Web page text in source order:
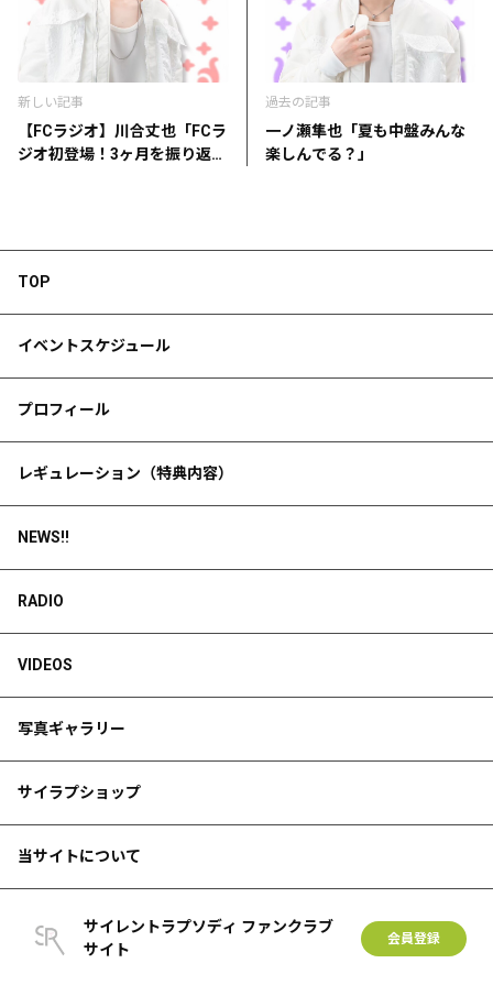
新しい記事
【FCラジオ】川合丈也「FCラ
ジオ初登場！3ヶ月を振り返っ
過去の記事
一ノ瀬隼也「夏も中盤みんな
楽しんでる？」
TOP
イベントスケジュール
プロフィール
レギュレーション（特典内容）
NEWS!!
RADIO
VIDEOS
写真ギャラリー
サイラプショップ
当サイトについて
サイレントラプソディ ファンクラブ
サイト
会員登録